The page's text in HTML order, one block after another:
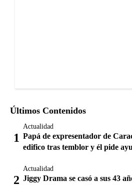
Últimos Contenidos
Actualidad
Papá de expresentador de
edifico tras temblor y él pide
Actualidad
Jiggy Drama se casó a sus 43